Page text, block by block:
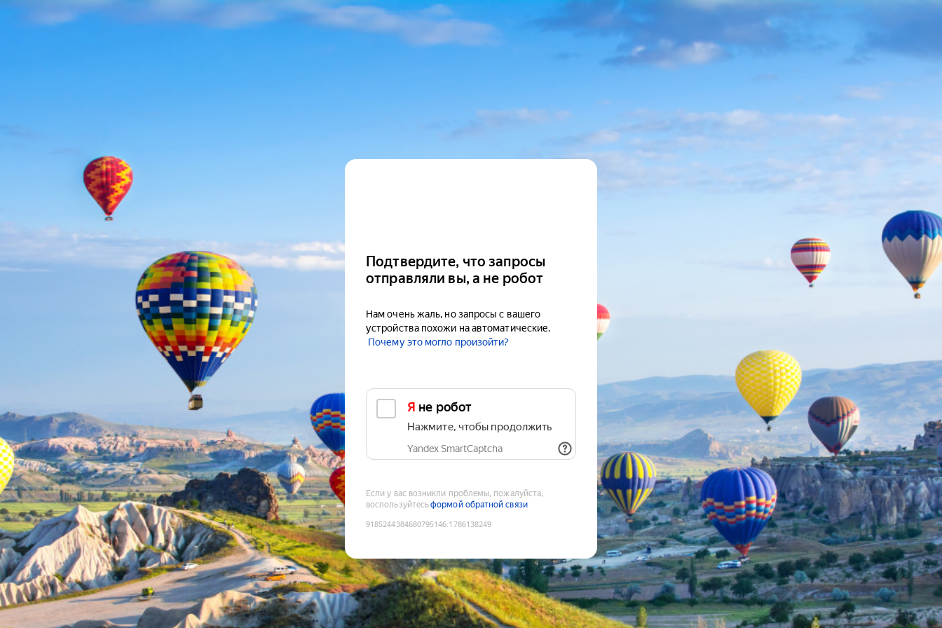
Подтвердите, что запросы
отправляли вы, а не робот
Нам очень жаль, но запросы с вашего
устройства похожи на автоматические.
Почему это могло произойти?
Я не робот
Нажмите, чтобы продолжить
Yandex SmartCaptcha
Если у вас возникли проблемы, пожалуйста,
воспользуйтесьформой обратной связи
9185244384680795146:1786138249